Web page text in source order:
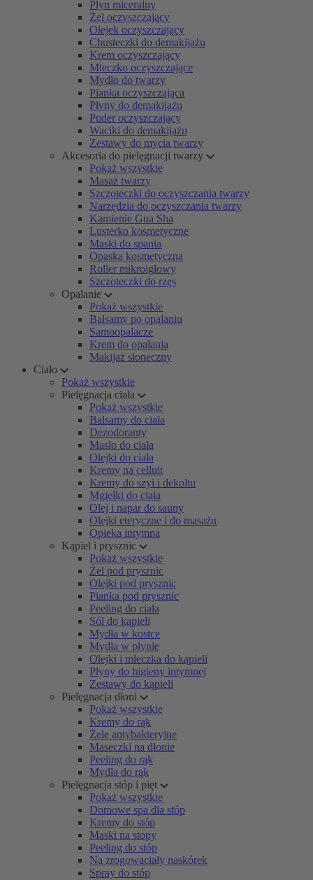
Płyn miceralny
Żel oczyszczający
Olejek oczyszczający
Chusteczki do demakijażu
Krem oczyszczający
Mleczko oczyszczające
Mydło do twarzy
Pianka oczyszczająca
Płyny do demakijażu
Puder oczyszczający
Waciki do demakijażu
Zestawy do mycia twarzy
Akcesoria do pielęgnacji twarzy
Pokaż wszystkie
Masaż twarzy
Szczoteczki do oczyszczania twarzy
Narzędzia do oczyszczania twarzy
Kamienie Gua Sha
Lusterko kosmetyczne
Maski do spania
Opaska kosmetyczna
Roller mikroigłowy
Szczoteczki do rzęs
Opalanie
Pokaż wszystkie
Balsamy po opalaniu
Samoopalacze
Krem do opalania
Makijaż słoneczny
Ciało
Pokaż wszystkie
Pielęgnacja ciała
Pokaż wszystkie
Balsamy do ciała
Dezodoranty
Masło do ciała
Olejki do ciała
Kremy na celluit
Kremy do szyi i dekoltu
Mgiełki do ciała
Olej i napar do sauny
Olejki eteryczne i do masażu
Opieka intymna
Kąpiel i prysznic
Pokaż wszystkie
Żel pod prysznic
Olejki pod prysznic
Pianka pod prysznic
Peeling do ciała
Sól do kąpieli
Mydła w kostce
Mydła w płynie
Olejki i mleczka do kąpieli
Płyny do higieny intymnej
Zestawy do kąpieli
Pielęgnacja dłoni
Pokaż wszystkie
Kremy do rąk
Żele antybakteryjne
Maseczki na dłonie
Peeling do rąk
Mydła do rąk
Pielęgnacja stóp i pięt
Pokaż wszystkie
Domowe spa dla stóp
Kremy do stóp
Maski na stopy
Peeling do stóp
Na zrogowaciały naskórek
Spray do stóp